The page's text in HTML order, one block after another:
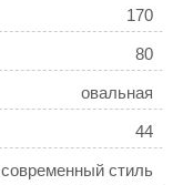
170
80
овальная
44
современный стиль